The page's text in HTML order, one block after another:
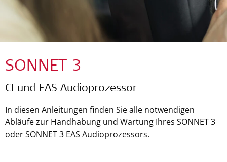
SONNET 3
CI und EAS Audioprozessor
In diesen Anleitungen finden Sie alle notwendigen
Abläufe zur Handhabung und Wartung Ihres SONNET 3
oder SONNET 3 EAS Audioprozessors.